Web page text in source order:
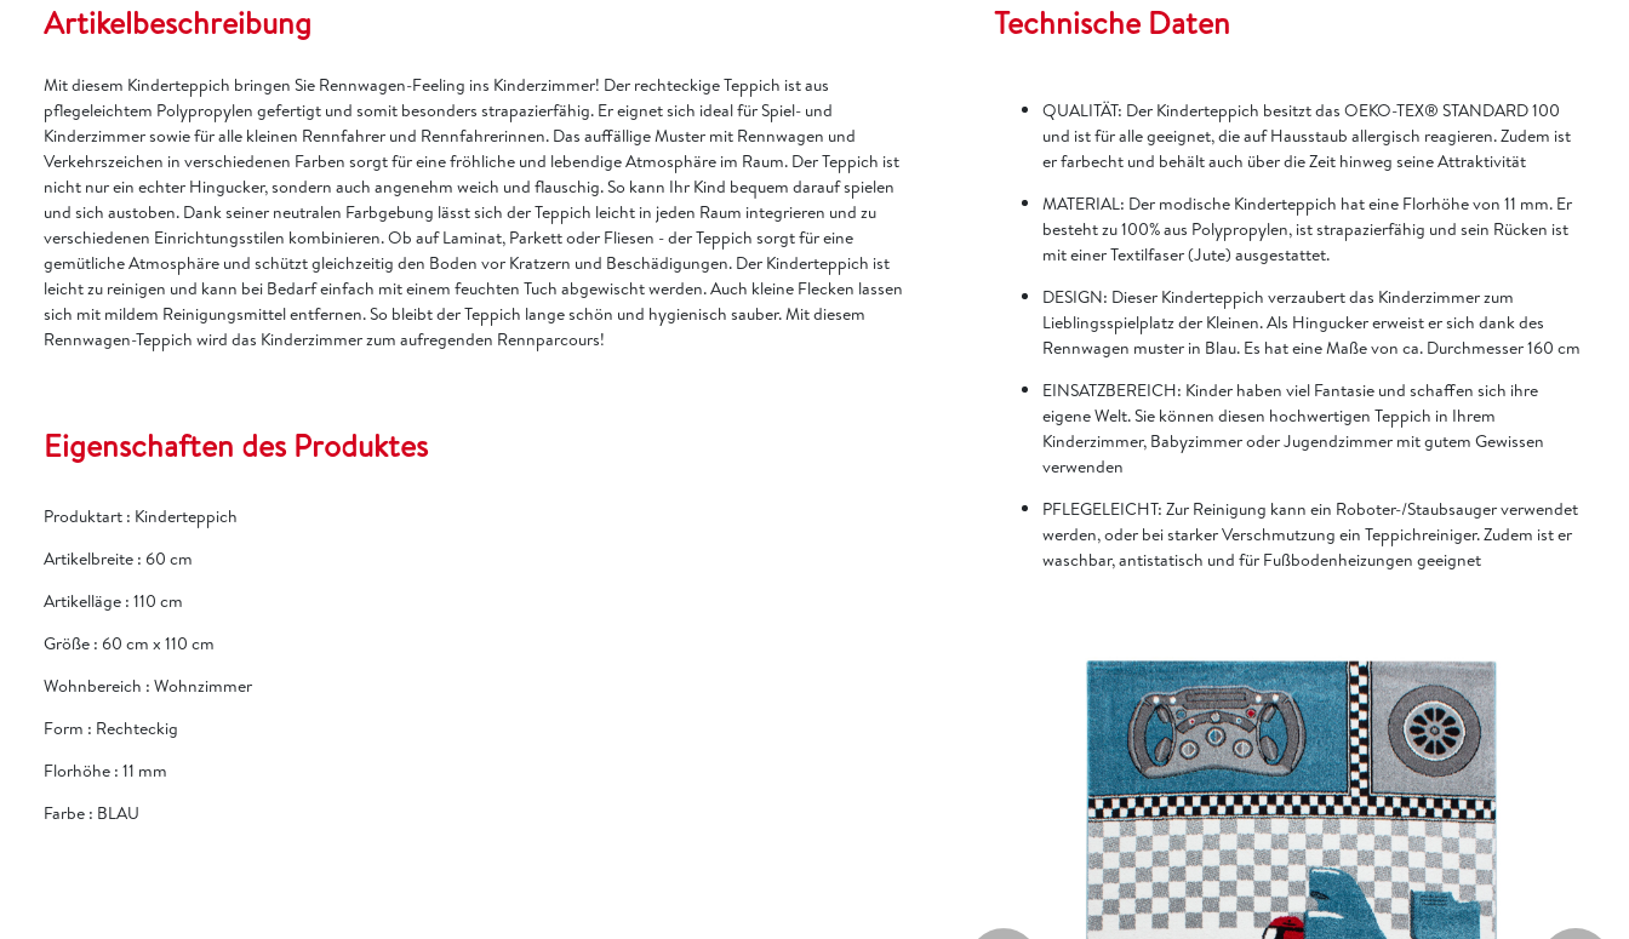
Artikelbeschreibung
Mit diesem Kinderteppich bringen Sie Rennwagen-Feeling ins Kinderzimmer! Der rechteckige Teppich ist aus
pflegeleichtem Polypropylen gefertigt und somit besonders strapazierfähig. Er eignet sich ideal für Spiel- und
Kinderzimmer sowie für alle kleinen Rennfahrer und Rennfahrerinnen. Das auffällige Muster mit Rennwagen und
Verkehrszeichen in verschiedenen Farben sorgt für eine fröhliche und lebendige Atmosphäre im Raum. Der Teppich ist
nicht nur ein echter Hingucker, sondern auch angenehm weich und flauschig. So kann Ihr Kind bequem darauf spielen
und sich austoben. Dank seiner neutralen Farbgebung lässt sich der Teppich leicht in jeden Raum integrieren und zu
verschiedenen Einrichtungsstilen kombinieren. Ob auf Laminat, Parkett oder Fliesen - der Teppich sorgt für eine
gemütliche Atmosphäre und schützt gleichzeitig den Boden vor Kratzern und Beschädigungen. Der Kinderteppich ist
leicht zu reinigen und kann bei Bedarf einfach mit einem feuchten Tuch abgewischt werden. Auch kleine Flecken lassen
sich mit mildem Reinigungsmittel entfernen. So bleibt der Teppich lange schön und hygienisch sauber. Mit diesem
Rennwagen-Teppich wird das Kinderzimmer zum aufregenden Rennparcours!
Eigenschaften des Produktes
Produktart : Kinderteppich
Artikelbreite : 60 cm
Artikelläge : 110 cm
Größe : 60 cm x 110 cm
Wohnbereich : Wohnzimmer
Form : Rechteckig
Florhöhe : 11 mm
Farbe : BLAU
Technische Daten
QUALITÄT: Der Kinderteppich besitzt das OEKO-TEX® STANDARD 100
und ist für alle geeignet, die auf Hausstaub allergisch reagieren. Zudem ist
er farbecht und behält auch über die Zeit hinweg seine Attraktivität
MATERIAL: Der modische Kinderteppich hat eine Florhöhe von 11 mm. Er
besteht zu 100% aus Polypropylen, ist strapazierfähig und sein Rücken ist
mit einer Textilfaser (Jute) ausgestattet.
DESIGN: Dieser Kinderteppich verzaubert das Kinderzimmer zum
Lieblingsspielplatz der Kleinen. Als Hingucker erweist er sich dank des
Rennwagen muster in Blau. Es hat eine Maße von ca. Durchmesser 160 cm
EINSATZBEREICH: Kinder haben viel Fantasie und schaffen sich ihre
eigene Welt. Sie können diesen hochwertigen Teppich in Ihrem
Kinderzimmer, Babyzimmer oder Jugendzimmer mit gutem Gewissen
verwenden
PFLEGELEICHT: Zur Reinigung kann ein Roboter-/Staubsauger verwendet
werden, oder bei starker Verschmutzung ein Teppichreiniger. Zudem ist er
waschbar, antistatisch und für Fußbodenheizungen geeignet